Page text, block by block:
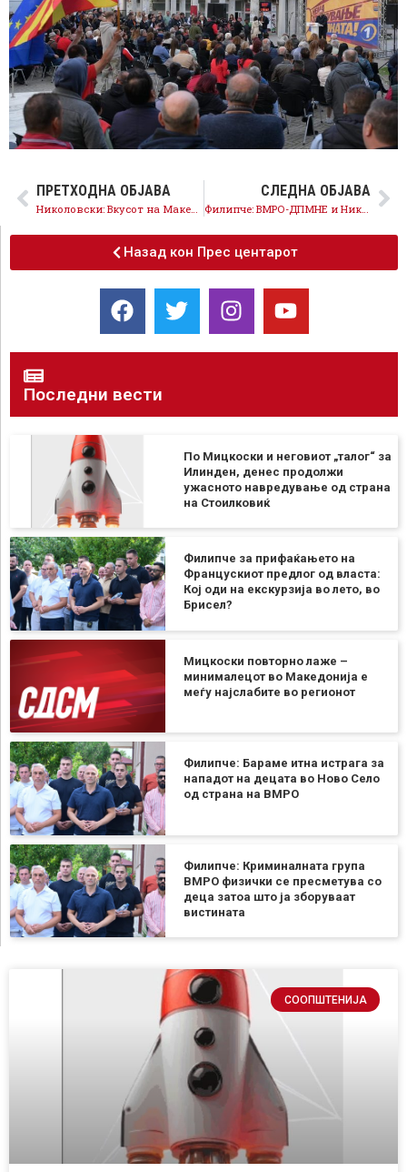
ПРЕТХОДНА ОБЈАВА СЛЕДНА ОБЈАВА
Филипче: ВМРО-ДПМНЕ и Николоски ја губат поддршката во четворката, затоа вадат пропаднати афери стари три години
Назад кон Прес центарот
Последни вести
По Мицкоски и неговиот „талог“ за
Илинден, денес продолжи
ужасното навредување од страна
на Стоилковиќ
Филипче за прифаќањето на
Францускиот предлог од власта:
Кој оди на екскурзија во лето, во
Брисел?
Мицкоски повторно лаже –
минималецот во Македонија е
меѓу најслабите во регионот
Филипче: Бараме итна истрага за
нападот на децата во Ново Село
од страна на ВМРО
Филипче: Криминалната група
ВМРО физички се пресметува со
деца затоа што ја зборуваат
вистината
СООПШТЕНИЈА